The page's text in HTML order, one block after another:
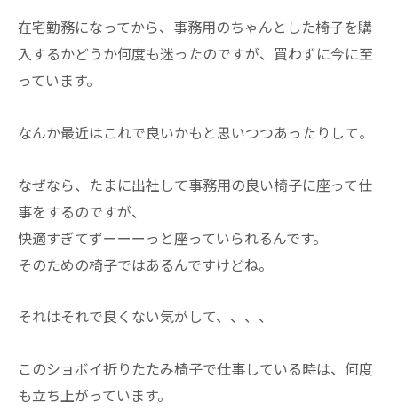
在宅勤務になってから、事務用のちゃんとした椅子を購
入するかどうか何度も迷ったのですが、買わずに今に至
っています。
なんか最近はこれで良いかもと思いつつあったりして。
なぜなら、たまに出社して事務用の良い椅子に座って仕
事をするのですが、
快適すぎてずーーーっと座っていられるんです。
そのための椅子ではあるんですけどね。
それはそれで良くない気がして、、、、
このショボイ折りたたみ椅子で仕事している時は、何度
も立ち上がっています。